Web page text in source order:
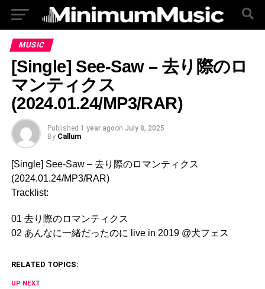
MUSIC
[Single] See-Saw – 去り際のロ
マンティクス
(2024.01.24/MP3/RAR)
Published 1 year agoon July 8, 2025
By Callum
[Single] See-Saw – 去り際のロマンティクス
(2024.01.24/MP3/RAR)
Tracklist:
01 去り際のロマンティクス
02 あんなに一緒だったのに live in 2019 @犬フェス
RELATED TOPICS:
UP NEXT